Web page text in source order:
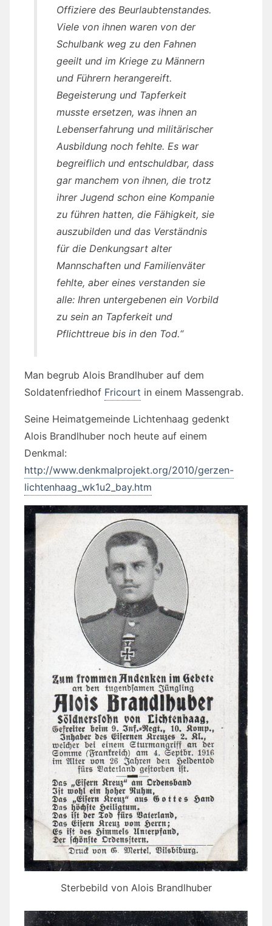
Offiziere des Beurlaubtenstandes.
Viele von ihnen waren von der
Schulbank weg zu den Fahnen
geeilt und im Kriege zu Männern
und Führern herangereift.
Begeisterung und Tapferkeit
musste ersetzen, was ihnen an
Lebenserfahrung und militärischer
Ausbildung noch fehlte. Es war
begreiflich und entschuldbar, dass
gar manchem von ihnen, die trotz
ihrer Jugend schon eine Kompanie
zu führen hatten, die Fähigkeit, sie
auszubilden und das Verständnis
für die Denkungsart alter
Mannschaften und Familienväter
fehlte, aber eines verstanden sie
alle: Ihren untergebenen ein Vorbild
zu sein an Tapferkeit und
Pflichttreue bis in den Tod.“
Man begrub Alois Brandlhuber auf dem
Soldatenfriedhof Fricourt in einem Massengrab.
Seine Heimatgemeinde Lichtenhaag gedenkt
Alois Brandlhuber noch heute auf einem
Denkmal:
http://www.denkmalprojekt.org/2010/gerzen-
lichtenhaag_wk1u2_bay.htm
Sterbebild von Alois Brandlhuber